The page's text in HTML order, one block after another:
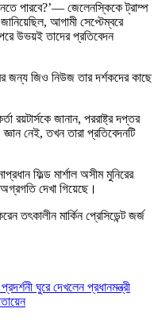
পারবে?’— জেলেনস্কিকে ট্রাম্প
আগামী সেপ্টেম্বরে
উভয়ই তাদের প্রতিবেদন
জন্য জিও নিউজ তার দর্শকদের কাছে
রয়টার্সকে জানান, পররাষ্ট্র দপ্তর
নেই, তখন তারা প্রতিবেদনটি
ফিল্ড মার্শাল অসীম মুনিরের
দেখা গিয়েছে।
তৎকালীন মার্কিন প্রেসিডেন্ট জর্জ
ঘুরে দেখলেন প্রধানমন্ত্রী